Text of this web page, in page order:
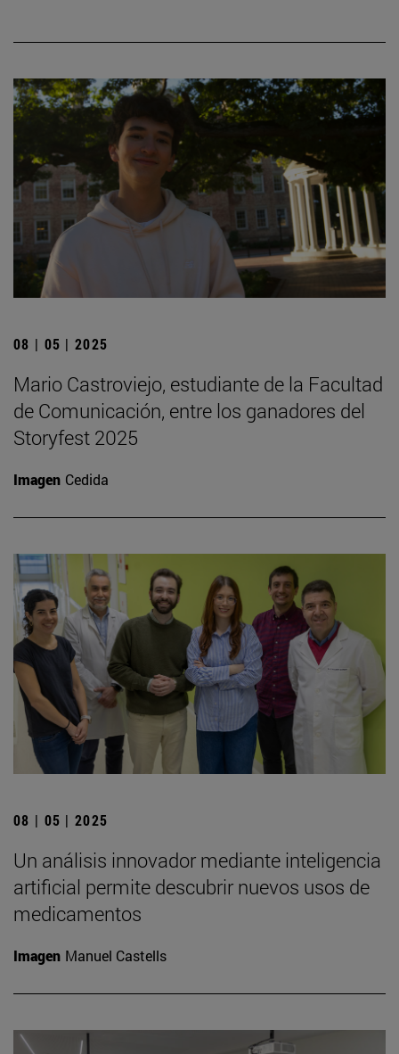
08 | 05 | 2025
Mario Castroviejo, estudiante de la Facultad
de Comunicación, entre los ganadores del
Storyfest 2025
Imagen Cedida
08 | 05 | 2025
Un análisis innovador mediante inteligencia
artificial permite descubrir nuevos usos de
medicamentos
Imagen Manuel Castells